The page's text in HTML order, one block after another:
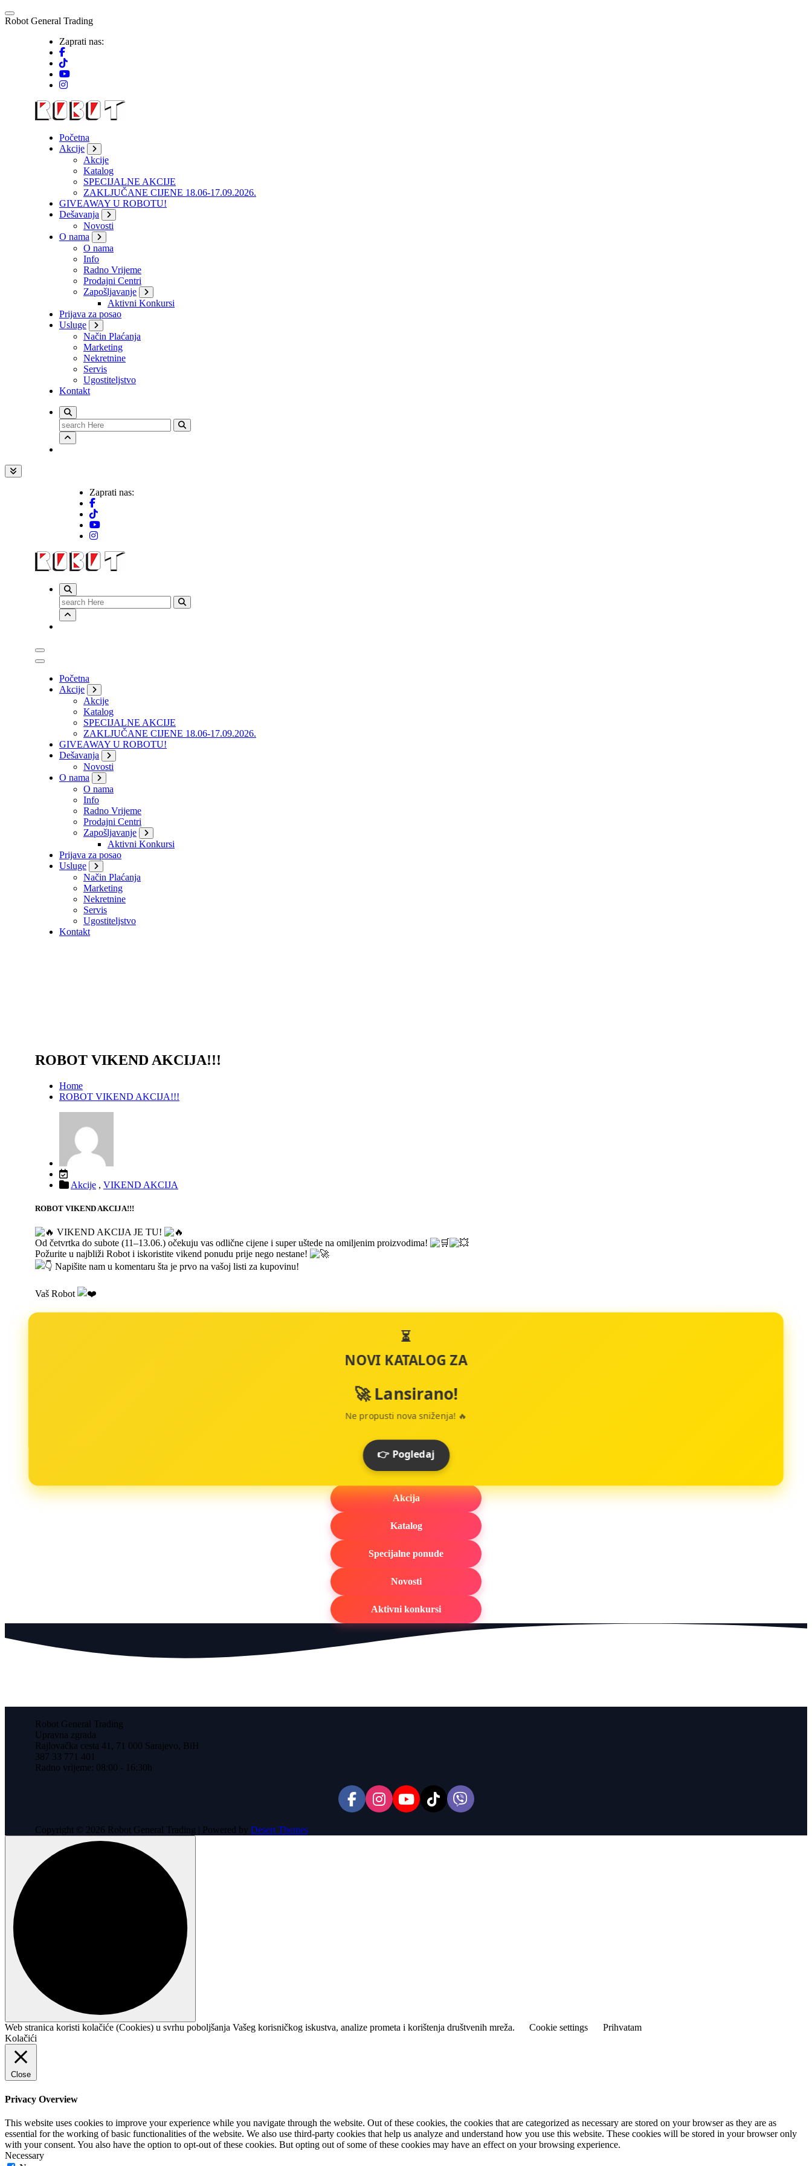
Skip
to
Robot General Trading
Zaprati nas:
Početna
Akcije
Akcije
Katalog
SPECIJALNE AKCIJE
ZAKLJUČANE CIJENE 18.06-17.09.2026.
GIVEAWAY U ROBOTU!
Dešavanja
Novosti
O nama
O nama
Info
Radno Vrijeme
Prodajni Centri
Zapošljavanje
Aktivni Konkursi
Prijava za posao
Usluge
Način Plaćanja
Marketing
Nekretnine
Servis
Ugostiteljstvo
Kontakt
Search
for:
Zaprati nas:
Search
for:
Početna
Akcije
Akcije
Katalog
SPECIJALNE AKCIJE
ZAKLJUČANE CIJENE 18.06-17.09.2026.
GIVEAWAY U ROBOTU!
Dešavanja
Novosti
O nama
O nama
Info
Radno Vrijeme
Prodajni Centri
Zapošljavanje
Aktivni Konkursi
Prijava za posao
Usluge
Način Plaćanja
Marketing
Nekretnine
Servis
Ugostiteljstvo
Kontakt
ROBOT VIKEND AKCIJA!!!
Home
ROBOT VIKEND AKCIJA!!!
Akcije , VIKEND AKCIJA
ROBOT VIKEND AKCIJA!!!
VIKEND AKCIJA JE TU!
Od četvrtka do subote (11–13.06.) očekuju vas odlične cijene i super uštede na omiljenim proizvodima!
Požurite u najbliži Robot i iskoristite vikend ponudu prije nego nestane!
Napišite nam u komentaru šta je prvo na vašoj listi za kupovinu!
Vaš Robot
⏳
NOVI KATALOG ZA
🚀 Lansirano!
Ne propusti nova sniženja! 🔥
👉 Pogledaj
Akcija
Katalog
Specijalne ponude
Novosti
Aktivni konkursi
Robot General Trading
Upravna zgrada
Rajlovačka cesta 41, 71 000 Sarajevo, BiH
387 33 771 401
Radno vrijeme: 08:00 - 16:30h
Copyright © 2026 Robot General Trading | Powered by Desert Themes
Web stranica koristi kolačiće (Cookies) u svrhu poboljšanja Vašeg korisničkog iskustva, analize prometa i korištenja društvenih mreža. Cookie settings
Prihvatam
Kolačići
Close
Privacy Overview
This website uses cookies to improve your experience while you navigate through the website. Out of these cookies, the cookies that are categorized as necessary are stored on your browser as they are as
essential for the working of basic functionalities of the website. We also use third-party cookies that help us analyze and understand how you use this website. These cookies will be stored in your browser only
with your consent. You also have the option to opt-out of these cookies. But opting out of some of these cookies may have an effect on your browsing experience.
Necessary